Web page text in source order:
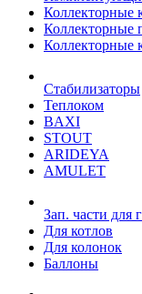
Коллекторные
Коллекторные
Коллекторные
Стабилизаторы
Теплоком
BAXI
STOUT
ARIDEYA
AMULET
Зап. части для
Для котлов
Для колонок
Баллоны